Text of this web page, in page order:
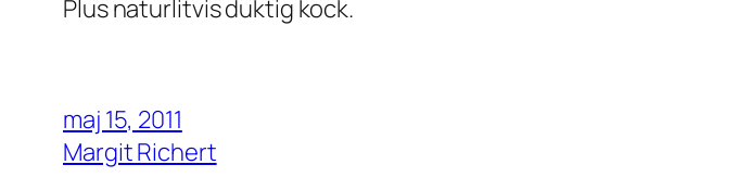
Plus naturlitvis duktig kock.
maj 15, 2011
Margit Richert